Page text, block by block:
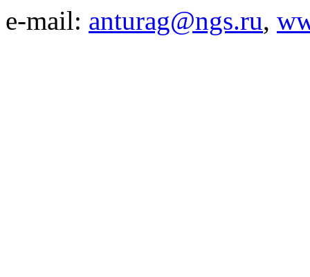
e-mail: anturag@ngs.ru,